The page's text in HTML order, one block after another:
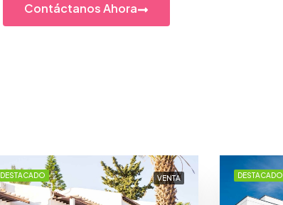
Contáctanos Ahora
DESTACADO VENTA DESTACADO